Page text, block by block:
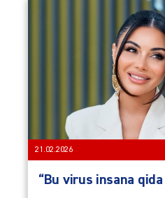
21.02.2026
“Bu virus insana